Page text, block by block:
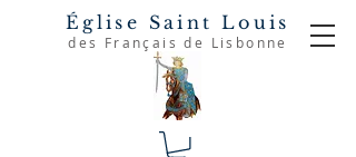
Église Saint Louis
des Français de Lisbonne